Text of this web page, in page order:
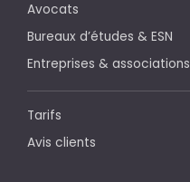
Avocats
Bureaux d’études & ESN
Entreprises & associations
Tarifs
Avis clients